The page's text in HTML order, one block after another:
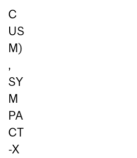
C
US
M)
,
SY
M
PA
CT
-X